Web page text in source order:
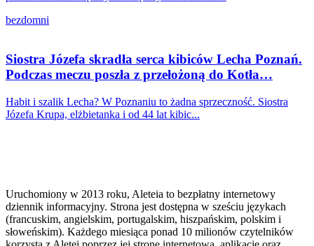
bezdomni
Siostra Józefa skradła serca kibiców Lecha Poznań.
Podczas meczu poszła z przełożoną do Kotła…
Habit i szalik Lecha? W Poznaniu to żadna sprzeczność. Siostra
Józefa Krupa, elżbietanka i od 44 lat kibic...
Uruchomiony w 2013 roku, Aleteia to bezpłatny internetowy
dziennik informacyjny. Strona jest dostępna w sześciu językach
(francuskim, angielskim, portugalskim, hiszpańskim, polskim i
słoweńskim). Każdego miesiąca ponad 10 milionów czytelników